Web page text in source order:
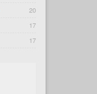
20
17
17